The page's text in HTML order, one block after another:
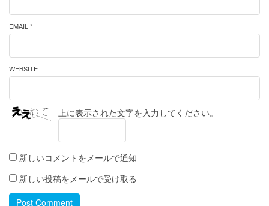
EMAIL *
WEBSITE
上に表示された文字を入力してください。
新しいコメントをメールで通知
新しい投稿をメールで受け取る
Post Comment